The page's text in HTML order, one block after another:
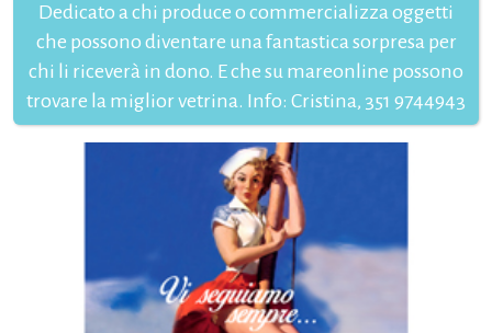
Dedicato a chi produce o commercializza oggetti
che possono diventare una fantastica sorpresa per
chi li riceverà in dono. E che su mareonline possono
trovare la miglior vetrina. Info: Cristina, 351 9744943